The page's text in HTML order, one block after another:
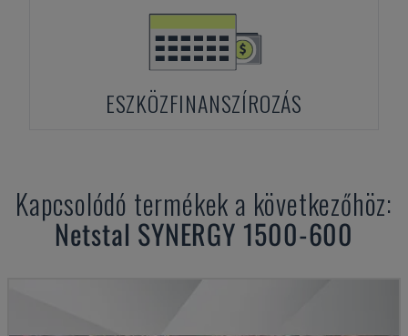
ESZKÖZFINANSZÍROZÁS
Kapcsolódó termékek a következőhöz:
Netstal SYNERGY 1500-600